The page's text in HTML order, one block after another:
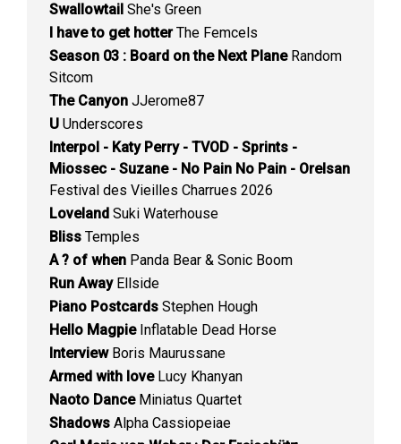
Swallowtail She's Green
I have to get hotterThe Femcels
Season 03 : Board on the Next PlaneRandom
Sitcom
The Canyon JJerome87
U Underscores
Interpol - Katy Perry - TVOD - Sprints -
Miossec - Suzane - No Pain No Pain - Orelsan
Festival des Vieilles Charrues 2026
Loveland Suki Waterhouse
Bliss Temples
A ? of when Panda Bear & Sonic Boom
Run AwayEllside
Piano Postcards Stephen Hough
Hello MagpieInflatable Dead Horse
InterviewBoris Maurussane
Armed with loveLucy Khanyan
Naoto DanceMiniatus Quartet
Shadows Alpha Cassiopeiae